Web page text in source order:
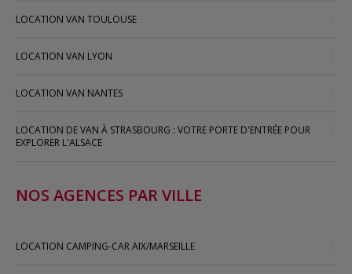
LOCATION VAN TOULOUSE
LOCATION VAN LYON
LOCATION VAN NANTES
LOCATION DE VAN À STRASBOURG : VOTRE PORTE D'ENTRÉE POUR
EXPLORER L'ALSACE
NOS AGENCES PAR VILLE
LOCATION CAMPING-CAR AIX/MARSEILLE